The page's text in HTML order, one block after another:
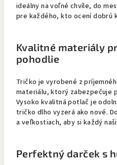
ideálny na voľné chvíle, do
pre každého, kto ocení dobrú
Kvalitné materiály
pohodlie
Tričko je vyrobené z
materiálu, ktorý zabezpečuje
Vysoko kvalitná potlač je
tričko dlho vyzerá ako nové.
a veľkostiach, aby si každý
Perfektný darček s